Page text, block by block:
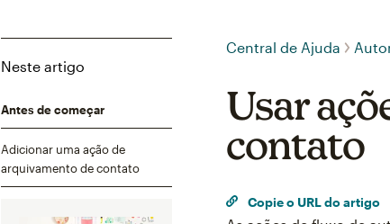
Neste artigo
Antes de começar
Adicionar uma ação de
arquivamento de contato
Central de Ajuda
Usar
contato
Copie o URL do artigo